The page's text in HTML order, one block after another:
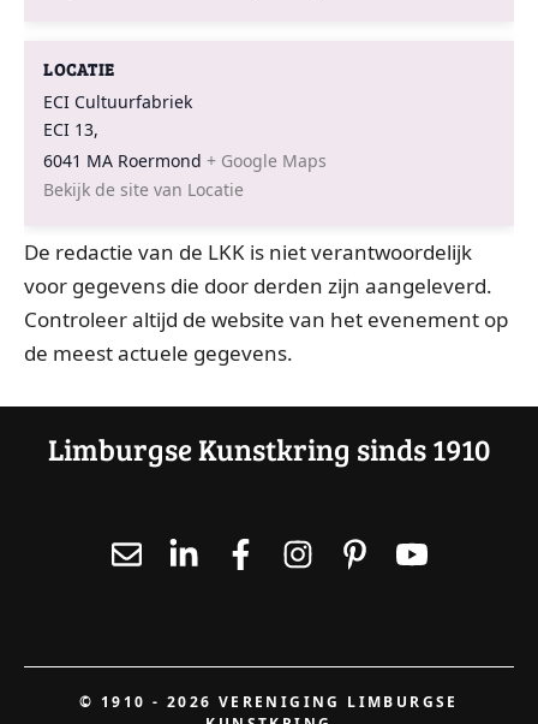
LOCATIE
ECI Cultuurfabriek
ECI 13,
6041 MA Roermond + Google Maps
Bekijk de site van Locatie
De redactie van de LKK is niet verantwoordelijk
voor gegevens die door derden zijn aangeleverd.
Controleer altijd de website van het evenement op
de meest actuele gegevens.
Limburgse Kunstkring sinds 1910
© 1910 - 2026 VERENIGING LIMBURGSE